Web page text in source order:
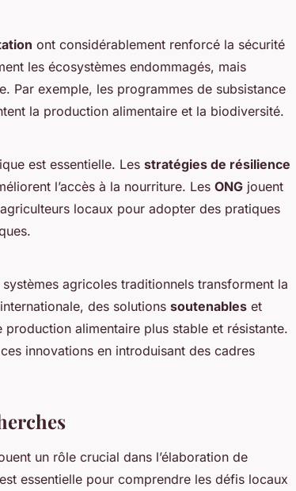
ont considérablement renforcé la sécurité
les écosystèmes endommagés, mais
Par exemple, les programmes de subsistance
la production alimentaire et la biodiversité.
est essentielle. Les stratégies de résilience
l’accès à la nourriture. Les ONG jouent
locaux pour adopter des pratiques
systèmes agricoles traditionnels transforment la
des solutions soutenables et
alimentaire plus stable et résistante.
innovations en introduisant des cadres
un rôle crucial dans l’élaboration de
est essentielle pour comprendre les défis locaux